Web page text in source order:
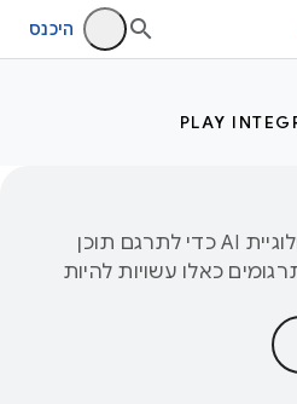
היכנס
PLAY
‫Google משתמשת בטכנולוגיית AI כדי לתרגם תוכן
כאלו עשויות להיות